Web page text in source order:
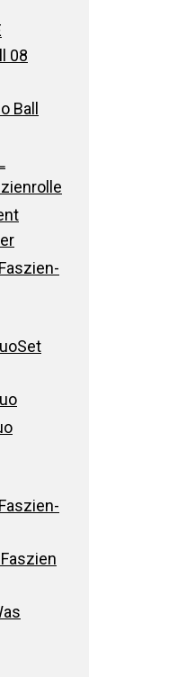
08
Ball